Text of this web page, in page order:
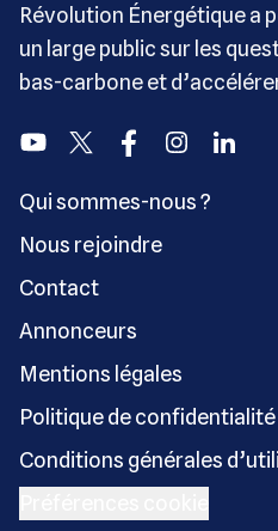
Révolution Énergétique a
un large public sur les
bas-carbone et
YoutubeTwitter FacebookInstagramLinkedin
Qui sommes-nous ?
Nous rejoindre
Contact
Annonceurs
Mentions légales
Politique de confidentialité
Conditions générales